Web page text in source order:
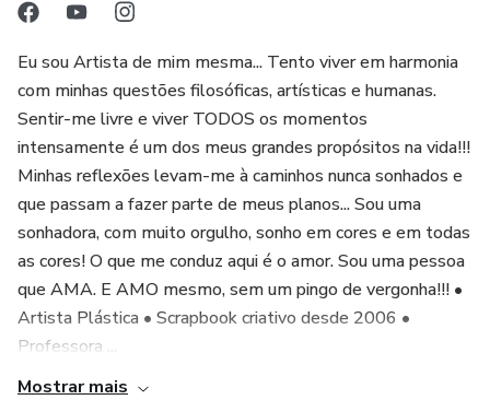
Eu sou Artista de mim mesma... Tento viver em harmonia
com minhas questões filosóficas, artísticas e humanas.
Sentir-me livre e viver TODOS os momentos
intensamente é um dos meus grandes propósitos na vida!!!
Minhas reflexões levam-me à caminhos nunca sonhados e
que passam a fazer parte de meus planos... Sou uma
sonhadora, com muito orgulho, sonho em cores e em todas
as cores! O que me conduz aqui é o amor. Sou uma pessoa
que AMA. E AMO mesmo, sem um pingo de vergonha!!! •
Artista Plástica • Scrapbook criativo desde 2006 •
Professora ...
Mostrar mais